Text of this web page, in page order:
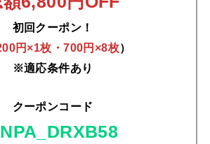
初回クーポン！
円×1枚・700円×8枚）
※適応条件あり
クーポンコード